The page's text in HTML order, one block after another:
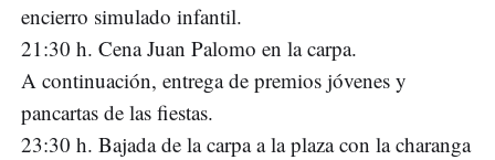
encierro simulado infantil.
21:30 h. Cena Juan Palomo en la carpa.
A continuación, entrega de premios jóvenes y
pancartas de las fiestas.
23:30 h. Bajada de la carpa a la plaza con la charanga